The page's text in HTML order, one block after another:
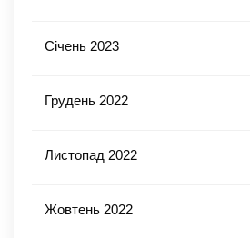
Січень 2023
Грудень 2022
Листопад 2022
Жовтень 2022